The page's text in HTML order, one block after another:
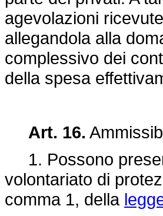
agevolazioni
allegandola alla
complessivo dei
della spesa
Art. 16.
1. Possono
volontariato di
comma 1, della